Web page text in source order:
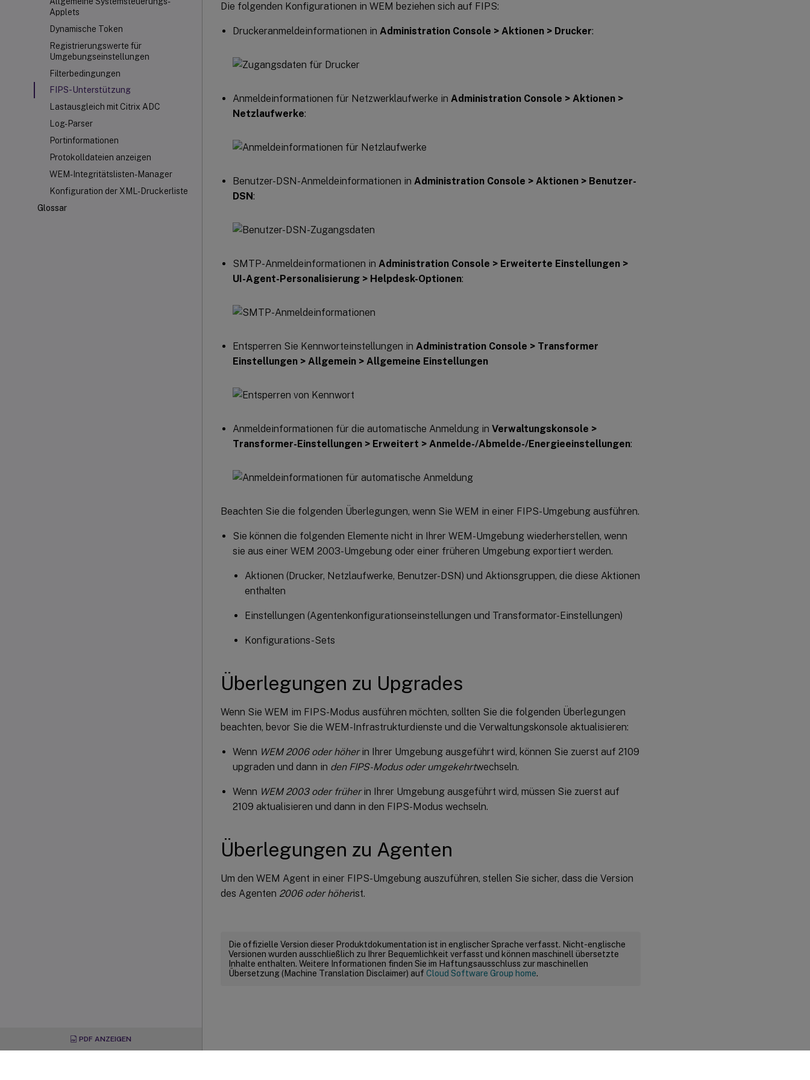
Applets
Dynamische Token
Registrierungswerte für
Umgebungseinstellungen
Filterbedingungen
FIPS-Unterstützung
Lastausgleich mit Citrix ADC
Log-Parser
Portinformationen
Protokolldateien anzeigen
WEM-Integritätslisten-Manager
Konfiguration der XML-Druckerliste
Glossar
PDF ANZEIGEN
Die folgenden Konfigurationen in WEM beziehen sich auf FIPS:
Druckeranmeldeinformationen in Administration Console > Aktionen > Drucker:
Anmeldeinformationen für Netzwerklaufwerke in Administration Console > Aktionen >
Netzlaufwerke:
Benutzer-DSN-Anmeldeinformationen in Administration Console > Aktionen > Benutzer-
DSN:
SMTP-Anmeldeinformationen in Administration Console > Erweiterte Einstellungen >
UI-Agent-Personalisierung > Helpdesk-Optionen:
Entsperren Sie Kennworteinstellungen in Administration Console > Transformer
Einstellungen > Allgemein > Allgemeine Einstellungen
Anmeldeinformationen für die automatische Anmeldung in Verwaltungskonsole >
Transformer-Einstellungen > Erweitert > Anmelde-/Abmelde-/Energieeinstellungen:
Beachten Sie die folgenden Überlegungen, wenn Sie WEM in einer FIPS-Umgebung ausführen.
Sie können die folgenden Elemente nicht in Ihrer WEM-Umgebung wiederherstellen, wenn
sie aus einer WEM 2003-Umgebung oder einer früheren Umgebung exportiert werden.
Aktionen (Drucker, Netzlaufwerke, Benutzer-DSN) und Aktionsgruppen, die diese Aktionen
enthalten
Einstellungen (Agentenkonfigurationseinstellungen und Transformator-Einstellungen)
Konfigurations-Sets
Überlegungen zu Upgrades
Wenn Sie WEM im FIPS-Modus ausführen möchten, sollten Sie die folgenden Überlegungen
beachten, bevor Sie die WEM-Infrastrukturdienste und die Verwaltungskonsole aktualisieren:
Wenn WEM 2006 oder höherin Ihrer Umgebung ausgeführt wird, können Sie zuerst auf 2109
upgraden und dann in den FIPS-Modus oder umgekehrtwechseln.
Wenn WEM 2003 oder früherin Ihrer Umgebung ausgeführt wird, müssen Sie zuerst auf
2109 aktualisieren und dann in den FIPS-Modus wechseln.
Überlegungen zu Agenten
Um den WEM Agent in einer FIPS-Umgebung auszuführen, stellen Sie sicher, dass die Version
des Agenten 2006 oder höherist.
Die offizielle Version dieser Produktdokumentation ist in englischer Sprache verfasst. Nicht-englische
Versionen wurden ausschließlich zu Ihrer Bequemlichkeit verfasst und können maschinell übersetzte
Inhalte enthalten. Weitere Informationen finden Sie im Haftungsausschluss zur maschinellen
Übersetzung (Machine Translation Disclaimer) auf Cloud Software Group home.